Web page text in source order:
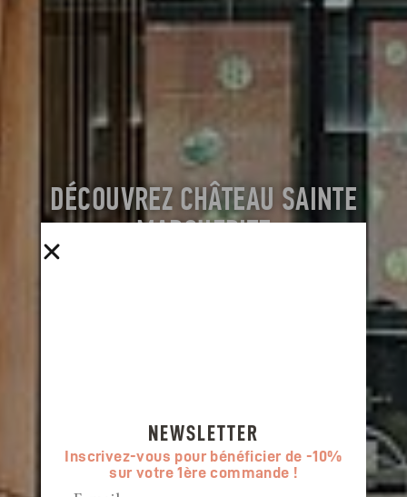
DÉCOUVREZ CHÂTEAU SAINTE
MARGUERITE
NEWSLETTER
Inscrivez-vous pour bénéficier de -10%
sur votre 1ère commande !